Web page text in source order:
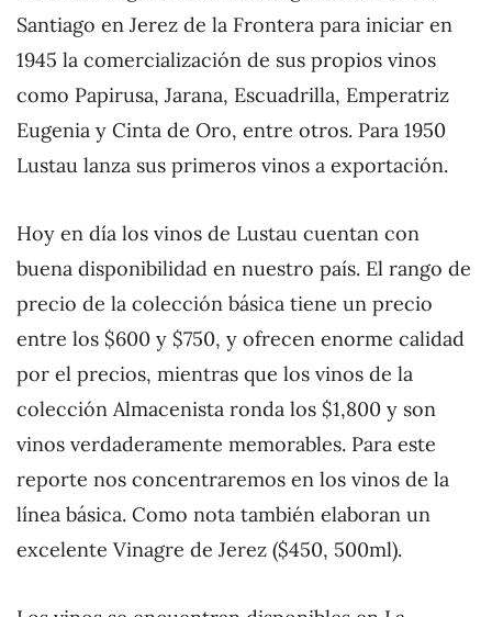
Santiago en Jerez de la Frontera para iniciar en
1945 la comercialización de sus propios vinos
como Papirusa, Jarana, Escuadrilla, Emperatriz
Eugenia y Cinta de Oro, entre otros. Para 1950
Lustau lanza sus primeros vinos a exportación.
Hoy en día los vinos de Lustau cuentan con
buena disponibilidad en nuestro país. El rango de
precio de la colección básica tiene un precio
entre los $600 y $750, y ofrecen enorme calidad
por el precios, mientras que los vinos de la
colección Almacenista ronda los $1,800 y son
vinos verdaderamente memorables. Para este
reporte nos concentraremos en los vinos de la
línea básica. Como nota también elaboran un
excelente Vinagre de Jerez ($450, 500ml).